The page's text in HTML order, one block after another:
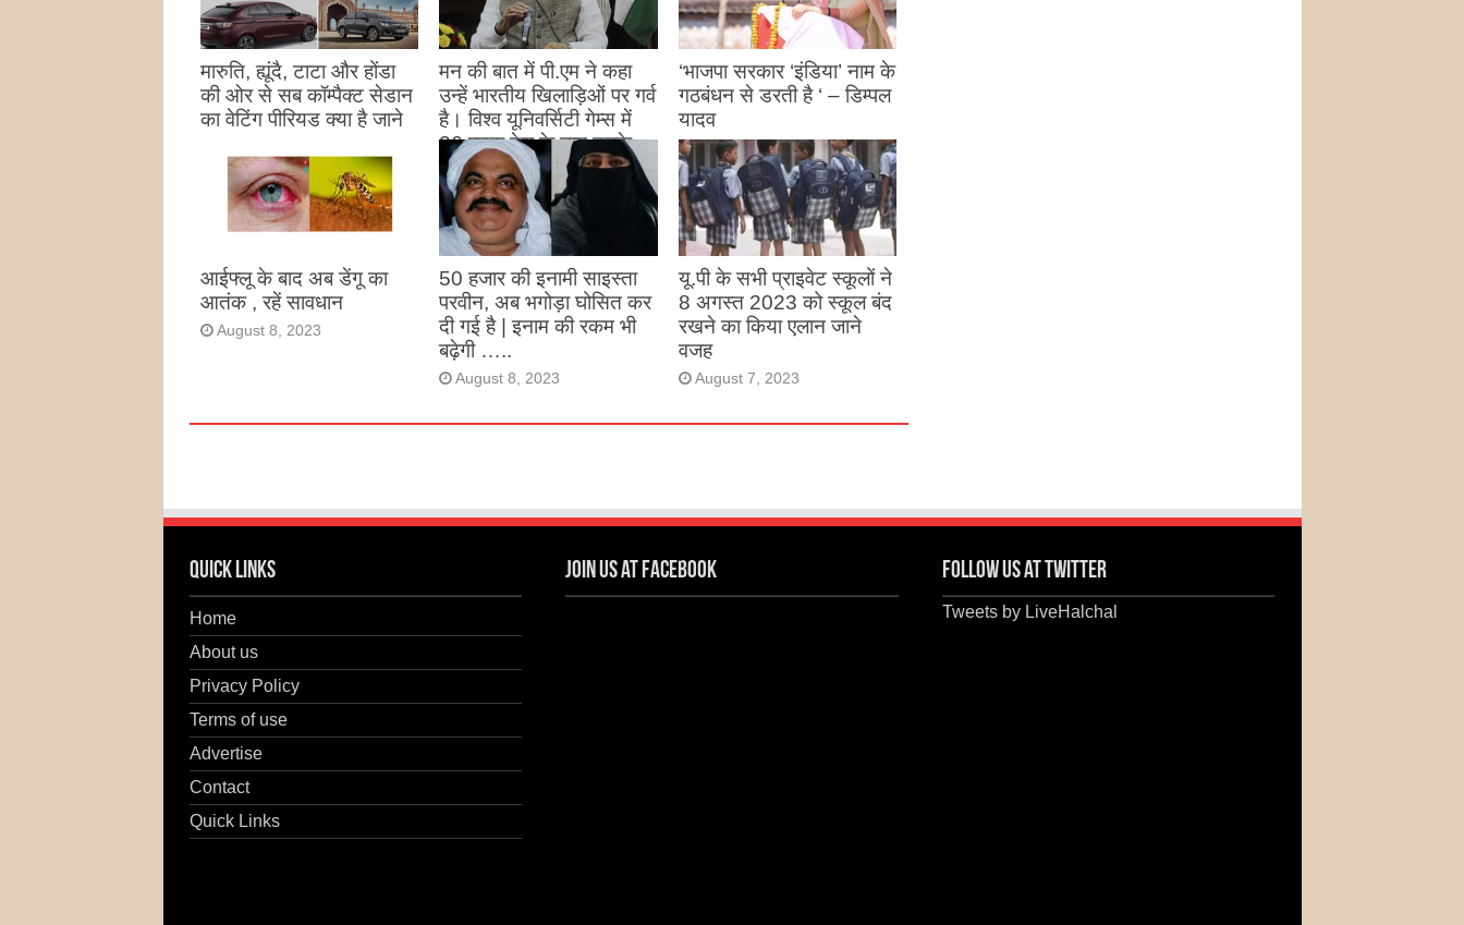
मारुति, ह्यूंदै, टाटा और होंडा
की ओर से सब कॉम्पैक्ट सेडान
का वेटिंग पीरियड क्या है जाने
मन की बात में पी.एम ने कहा
उन्हें भारतीय खिलाड़िओं पर गर्व
है। विश्व यूनिवर्सिटी गेम्स में
26 पदक देश के नाम करके
उन्होंने देश का नाम रोशन किया
है
August 27, 2023
‘भाजपा सरकार ‘इंडिया’ नाम के
गठबंधन से डरती है ‘ – डिम्पल
यादव
August 26, 2023
आईफ्लू के बाद अब डेंगू का
आतंक , रहें सावधान
August 8, 2023
50 हजार की इनामी साइस्ता
परवीन, अब भगोड़ा घोसित कर
दी गई है | इनाम की रकम भी
बढ़ेगी …..
August 8, 2023
यू.पी के सभी प्राइवेट स्कूलों ने
8 अगस्त 2023 को स्कूल बंद
रखने का किया एलान जाने
वजह
August 7, 2023
Quick Links
Home
About us
Privacy Policy
Terms of use
Advertise
Contact
Quick Links
Join us at Facebook Follow us at Twitter
Tweets by LiveHalchal